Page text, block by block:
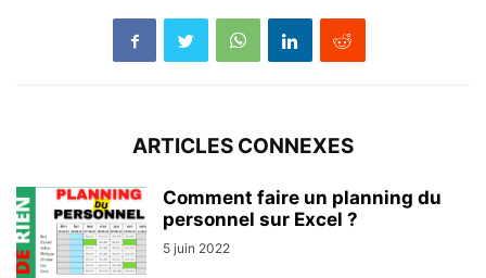
ARTICLES CONNEXES
Comment faire un planning du
personnel sur Excel ?
5 juin 2022